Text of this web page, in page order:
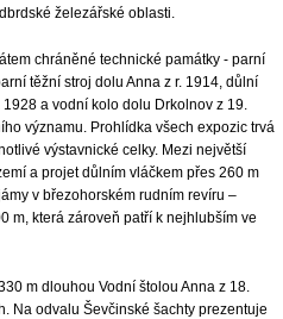
železářské oblasti.
chráněné technické památky - parní
těžní stroj dolu Anna z r. 1914, důlní
a vodní kolo dolu Drkolnov z 19.
významu. Prohlídka všech expozic trvá
výstavnické celky. Mezi největší
a projet důlním vláčkem přes 260 m
v březohorském rudním revíru –
m, která zároveň patří k nejhlubším ve
m dlouhou Vodní štolou Anna z 18.
Na odvalu Ševčinské šachty prezentuje